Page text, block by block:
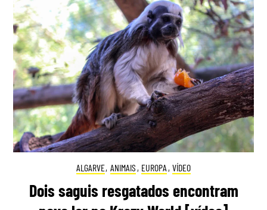
ALGARVE, ANIMAIS , EUROPA , VÍDEO
Dois saguis resgatados encontram